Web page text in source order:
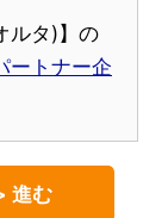
ルタ)】の
ートナー企
進む